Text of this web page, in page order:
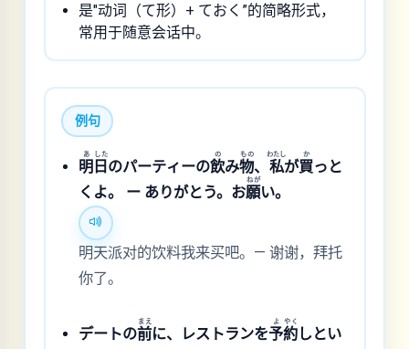
是"动词（て形）+ ておく”的简略形式，
常用于随意会话中。
例句
明
あ
日
した
のパーティーの飲
の
み物
もの
、 私
わたし
が買
か
っと
くよ。 ー ありがとう。お願
ねが
い。
明天派对的饮料我来买吧。— 谢谢，拜托
你了。
デートの前
まえ
に、レストランを予
よ
約
やく
しとい